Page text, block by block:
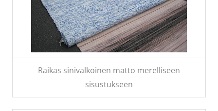
Raikas sinivalkoinen matto merelliseen
sisustukseen